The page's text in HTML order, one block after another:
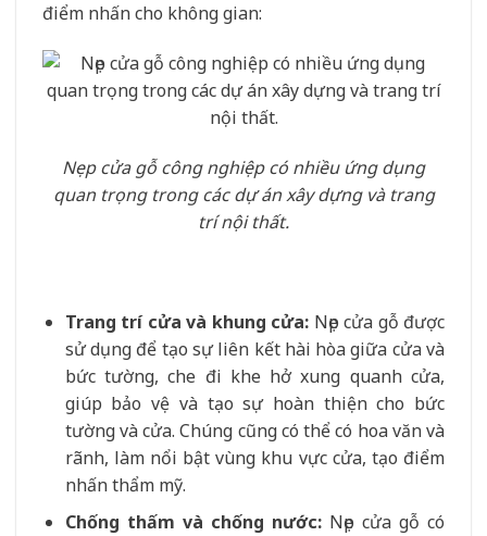
điểm nhấn cho không gian:
Nẹp cửa gỗ công nghiệp có nhiều ứng dụng
quan trọng trong các dự án xây dựng và trang
trí nội thất.
Trang trí cửa và khung cửa: Nẹp cửa gỗ được
sử dụng để tạo sự liên kết hài hòa giữa cửa và
bức tường, che đi khe hở xung quanh cửa,
giúp bảo vệ và tạo sự hoàn thiện cho bức
tường và cửa. Chúng cũng có thể có hoa văn và
rãnh, làm nổi bật vùng khu vực cửa, tạo điểm
nhấn thẩm mỹ.
Chống thấm và chống nước:Nẹp cửa gỗ có